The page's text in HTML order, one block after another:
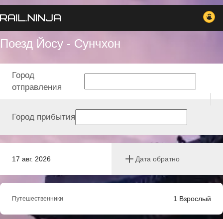
Поезд Йосу - Сунчхон
17 авг. 2026 Дата обратно
Город
отправления
Город прибытия
Путешественники 1 Взрослый